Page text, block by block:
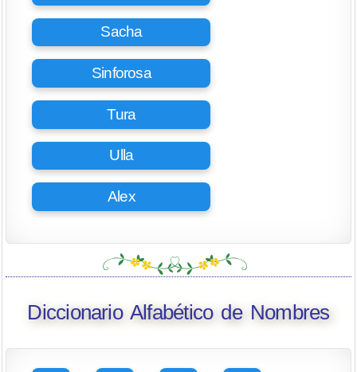
Sacha
Sinforosa
Tura
Ulla
Alex
Diccionario Alfabético de Nombres